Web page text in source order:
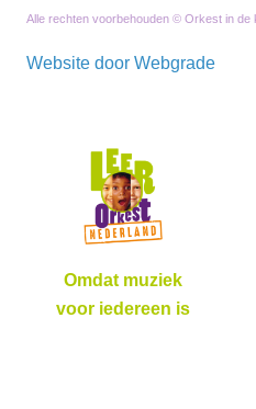
Omdat muziek
voor iedereen is
Alle rechten voorbehouden © Orkest in de
Website door Webgrade